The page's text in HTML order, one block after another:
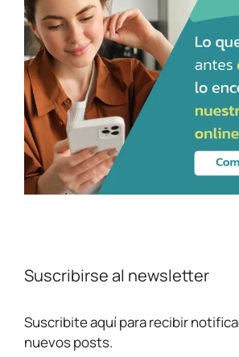
Suscribirse al newsletter
Suscribite aquí para recibir
nuevos posts.